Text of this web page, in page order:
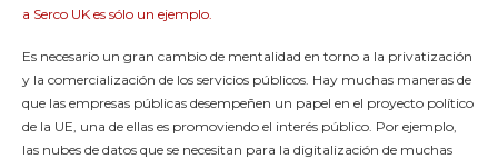
a Serco UK es sólo un ejemplo.
Es necesario un gran cambio de mentalidad en torno a la privatización
y la comercialización de los servicios públicos. Hay muchas maneras de
que las empresas públicas desempeñen un papel en el proyecto político
de la UE, una de ellas es promoviendo el interés público. Por ejemplo,
las nubes de datos que se necesitan para la digitalización de muchas